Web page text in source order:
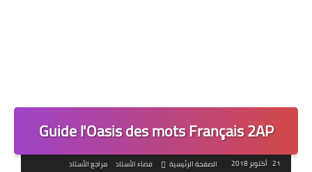
Guide l'Oasis des mots Français 2AP
21 أكتوبر 2018 الصفحة الرئيسية فضاء الأستاذ مراجع الأستاذ